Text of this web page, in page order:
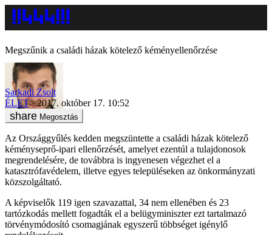
Megszűnik a családi házak kötelező kéményellenőrzése
Sarkadi Zsolt
ÉLET
2017. október 17. 10:52
Megosztás
Az Országgyűlés kedden megszüntette a családi házak kötelező
kéményseprő-ipari ellenőrzését, amelyet ezentúl a tulajdonosok
megrendelésére, de továbbra is ingyenesen végezhet el a
katasztrófavédelem, illetve egyes településeken az önkormányzati
közszolgáltató.
A képviselők 119 igen szavazattal, 34 nem ellenében és 23
tartózkodás mellett fogadták el a belügyminiszter ezt tartalmazó
törvénymódosító csomagjának egyszerű többséget igénylő